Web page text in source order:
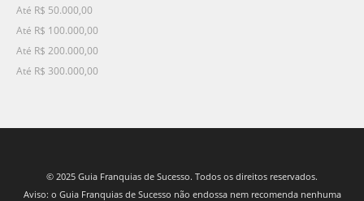
Até R$ 50.000,00
Até R$ 100.000,00
Até R$ 200.000,00
Até R$ 300.000,00
© 2025 Guia Franquias de Sucesso. Todos os direitos reservados.
Aviso: o Guia Franquias de Sucesso não endossa nem recomenda nenhuma